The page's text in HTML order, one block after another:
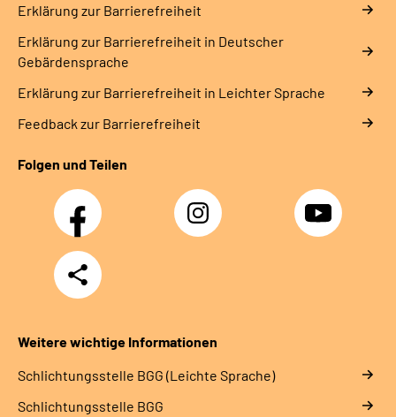
Erklärung zur Barrierefreiheit
Erklärung zur Barrierefreiheit in Deutscher
Gebärdensprache
Erklärung zur Barrierefreiheit in Leichter Sprache
Feedback zur Barrierefreiheit
Folgen und Teilen
Facebook Instagram YouTube
Teilen
Weitere wichtige Informationen
Schlich­tungs­stel­le BGG (Leichte Sprache)
Schlich­tungs­stel­le BGG